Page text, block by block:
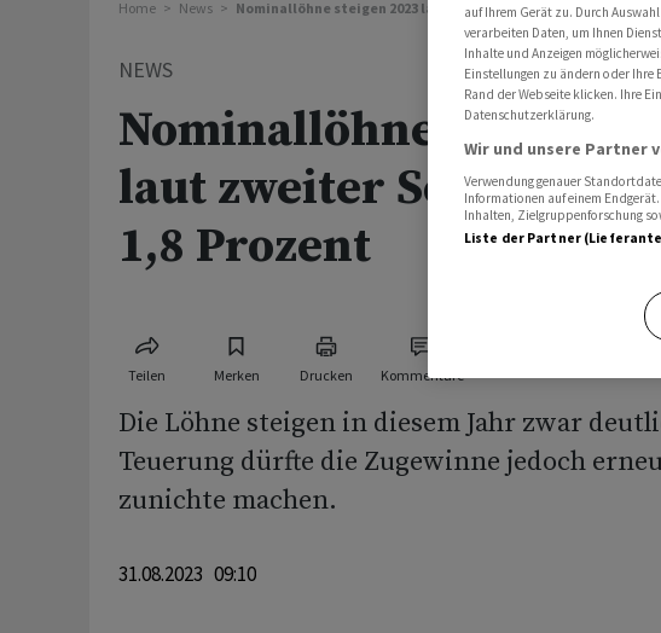
Home News Nominallöhne steigen 2023 laut zweiter Schätzung um 1,8
NEWS
Nominallöhne steigen
laut zweiter Schätzung
1,8 Prozent
Teilen Merken Drucken Kommentare
Die Löhne steigen in diesem Jahr zwar
Teuerung dürfte die Zugewinne jedoch
zunichte machen.
31.08.2023 09:10
auf Ihrem Gerät zu. Durch
verarbeiten Daten, um Ihnen
Inhalte und Anzeigen
Einstellungen zu ändern oder
Rand der Webseite klicken. Ihre
Datenschutzerklärung.
Wir und unsere Partner
Verwendung genauer
Informationen auf einem
Inhalten, Zielgruppenforschung
Liste der Partner